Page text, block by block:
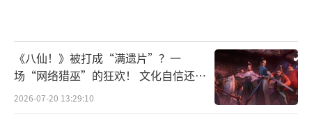
《八仙！》被打成“满遗片”？一
场“网络猎巫”的狂欢！ 文化自信还是
焦虑？
2026-07-20 13:29:10